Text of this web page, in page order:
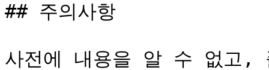
## 주의사항
사전에 내용을 알 수 없고,